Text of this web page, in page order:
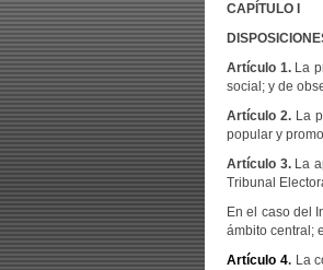
CAPÍTULO I
Artículo 1.La
social; y de
Artículo 2.La
popular y
Artículo 3.La
Tribunal
En el caso del
ámbito central;
Artículo 4.La